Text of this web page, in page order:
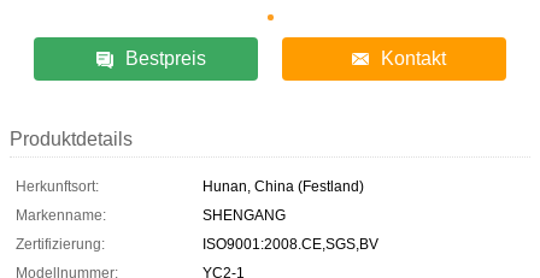
Bestpreis Kontakt
Produktdetails
Herkunftsort:
Hunan, China (Festland)
Markenname:
SHENGANG
Zertifizierung:
ISO9001:2008.CE,SGS,BV
Modellnummer:
YC2-1